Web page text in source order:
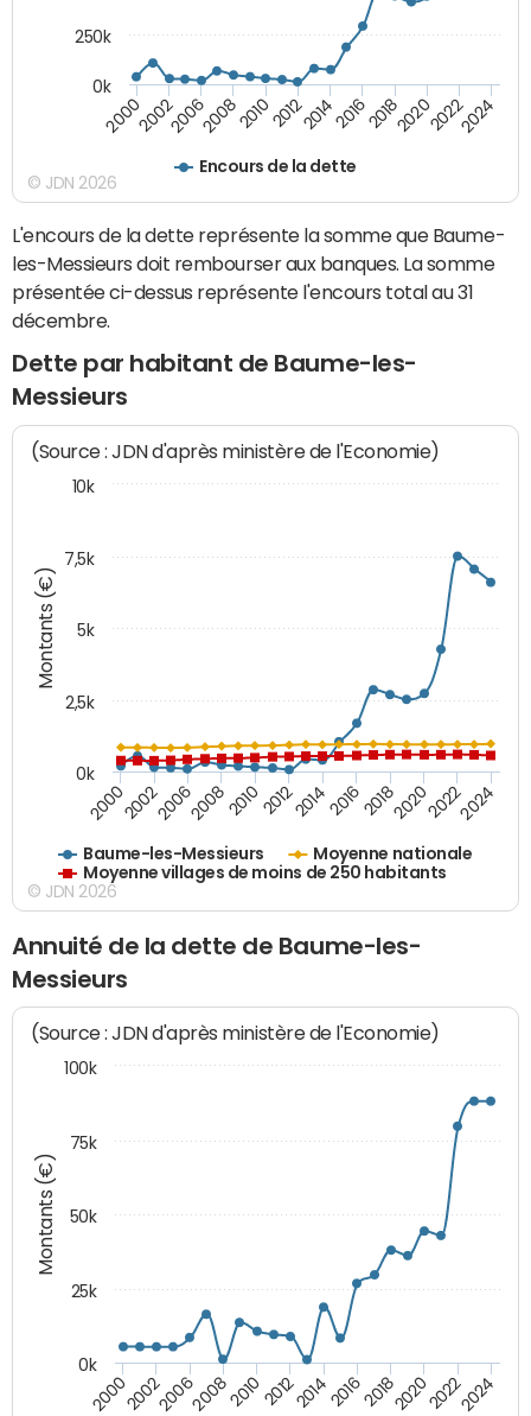
Encours de la dette
200020022006200820102012201420162018202020222024
0k
250k
© JDN 2026
L'encours de la dette représente la somme que Baume-
les-Messieurs doit rembourser aux banques. La somme
présentée ci-dessus représente l'encours total au 31
décembre.
Dette par habitant de Baume-les-
Messieurs
Montants (€)
(Source : JDN d'après ministère de l'Economie)
Baume-les-Messieurs
Moyenne nationale
Moyenne villages de moins de 250 habitants
200020022006200820102012201420162018202020222024
0k
2,5k
5k
7,5k
10k
© JDN 2026
Annuité de la dette de Baume-les-
Messieurs
Montants (€)
(Source : JDN d'après ministère de l'Economie)
200020022006200820102012201420162018202020222024
0k
25k
50k
75k
100k